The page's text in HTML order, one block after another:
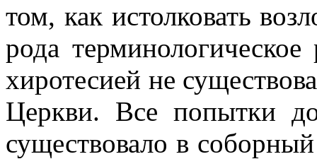
том, как истолковать
рода
хиротесией не
Церкви. Все попытки
существовало в